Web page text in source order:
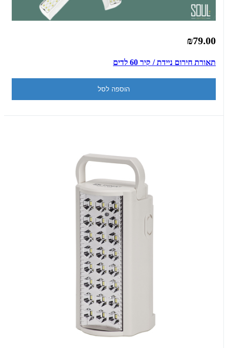
₪79.00
תאורת חירום ניידת / קיר 60 לדים
הוספה לסל